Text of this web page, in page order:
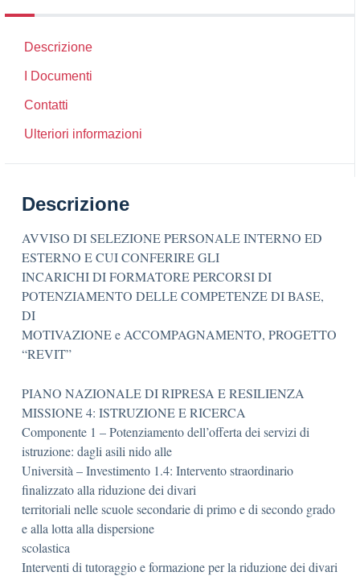
Descrizione
I Documenti
Contatti
Ulteriori informazioni
Descrizione
AVVISO DI SELEZIONE PERSONALE INTERNO ED
ESTERNO E CUI CONFERIRE GLI
INCARICHI DI FORMATORE PERCORSI DI
POTENZIAMENTO DELLE COMPETENZE DI BASE,
DI
MOTIVAZIONE e ACCOMPAGNAMENTO, PROGETTO
“REVIT”
PIANO NAZIONALE DI RIPRESA E RESILIENZA
MISSIONE 4: ISTRUZIONE E RICERCA
Componente 1 – Potenziamento dell’offerta dei servizi di
istruzione: dagli asili nido alle
Università – Investimento 1.4: Intervento straordinario
finalizzato alla riduzione dei divari
territoriali nelle scuole secondarie di primo e di secondo grado
e alla lotta alla dispersione
scolastica
Interventi di tutoraggio e formazione per la riduzione dei divari